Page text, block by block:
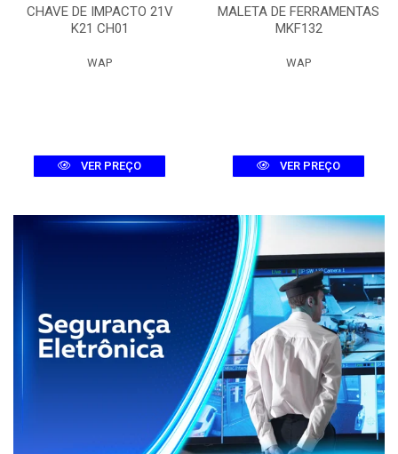
CHAVE DE IMPACTO 21V
K21 CH01
WAP
VER PREÇO
MALETA DE FERRAMENTAS
MKF132
WAP
VER PREÇO